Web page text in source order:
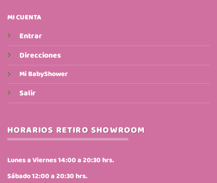
MI CUENTA
Entrar
Direcciones
Mi BabyShower
Salir
HORARIOS RETIRO SHOWROOM
Lunes a Viernes 14:00 a 20:30 hrs.
Sábado 12:00 a 20:30 hrs.